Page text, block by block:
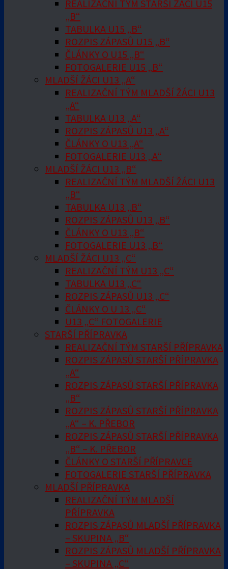
REALIZAČNÍ TÝM STARŠÍ ŽÁCI U15
„B“
TABULKA U15 „B“
ROZPIS ZÁPASŮ U15 „B“
ČLÁNKY O U15 „B“
FOTOGALERIE U15 „B“
MLADŠÍ ŽÁCI U13 „A“
REALIZAČNÍ TÝM MLADŠÍ ŽÁCI U13
„A“
TABULKA U13 „A“
ROZPIS ZÁPASŮ U13 „A“
ČLÁNKY O U13 „A“
FOTOGALERIE U13 „A“
MLADŠÍ ŽÁCI U13 „B“
REALIZAČNÍ TÝM MLADŠÍ ŽÁCI U13
„B“
TABULKA U13 „B“
ROZPIS ZÁPASŮ U13 „B“
ČLÁNKY O U13 „B“
FOTOGALERIE U13 „B“
MLADŠÍ ŽÁCI U13 „C“
REALIZAČNÍ TÝM U13 „C“
TABULKA U13 „C“
ROZPIS ZÁPASŮ U13 „C“
ČLÁNKY O U 13 „C“
U13 „C“ FOTOGALERIE
STARŠÍ PŘÍPRAVKA
REALIZAČNÍ TÝM STARŠÍ PŘÍPRAVKA
ROZPIS ZÁPASŮ STARŠÍ PŘÍPRAVKA
„A“
ROZPIS ZÁPASŮ STARŠÍ PŘÍPRAVKA
„B“
ROZPIS ZÁPASŮ STARŠÍ PŘÍPRAVKA
„A“ – K. PŘEBOR
ROZPIS ZÁPASŮ STARŠÍ PŘÍPRAVKA
„B“ – K. PŘEBOR
ČLÁNKY O STARŠÍ PŘÍPRAVCE
FOTOGALERIE STARŠÍ PŘÍPRAVKA
MLADŠÍ PŘÍPRAVKA
REALIZAČNÍ TÝM MLADŠÍ
PŘÍPRAVKA
ROZPIS ZÁPASŮ MLADŠÍ PŘÍPRAVKA
– SKUPINA „B“
ROZPIS ZÁPASŮ MLADŠÍ PŘÍPRAVKA
– SKUPINA „C“